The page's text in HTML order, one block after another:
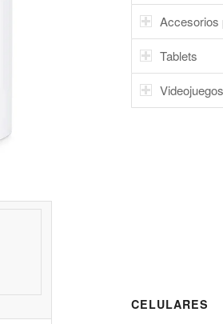
Accesorios
Tablets
Videojuegos
CELULARES